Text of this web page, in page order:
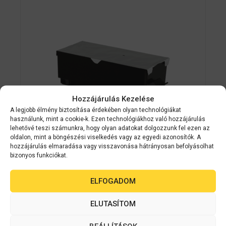
Hozzájárulás Kezelése
A legjobb élmény biztosítása érdekében olyan technológiákat
használunk, mint a cookie-k. Ezen technológiákhoz való hozzájárulás
lehetővé teszi számunkra, hogy olyan adatokat dolgozzunk fel ezen az
oldalon, mint a böngészési viselkedés vagy az egyedi azonosítók. A
hozzájárulás elmaradása vagy visszavonása hátrányosan befolyásolhat
bizonyos funkciókat.
ELFOGADOM
ELUTASÍTOM
Epson kellékanyag
EPSON Maintenance Box C33S020596
C7500G/C8000E címkenyomtatóhoz
z